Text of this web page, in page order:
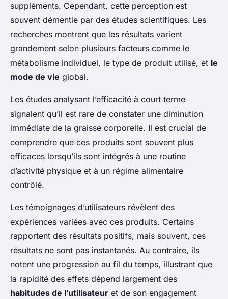
suppléments. Cependant, cette perception est
souvent démentie par des études scientifiques. Les
recherches montrent que les résultats varient
grandement selon plusieurs facteurs comme le
métabolisme individuel, le type de produit utilisé, et le
mode de vie global.
Les études analysant l’efficacité à court terme
signalent qu’il est rare de constater une diminution
immédiate de la graisse corporelle. Il est crucial de
comprendre que ces produits sont souvent plus
efficaces lorsqu’ils sont intégrés à une routine
d’activité physique et à un régime alimentaire
contrôlé.
Les témoignages d’utilisateurs révèlent des
expériences variées avec ces produits. Certains
rapportent des résultats positifs, mais souvent, ces
résultats ne sont pas instantanés. Au contraire, ils
notent une progression au fil du temps, illustrant que
la rapidité des effets dépend largement des
habitudes de l’utilisateur et de son engagement